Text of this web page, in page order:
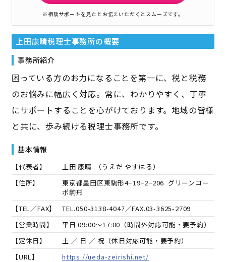
※相談サポートを見たとお伝えいただくとスムーズです。
上田康晴税理士事務所の概要
事務所紹介
困っている方のお力になることを第一に、税と税務
のお悩みに幅広く対応。常に、わかりやすく、丁寧
にサポートすることを心がけております。地域の皆様
と共に、歩み続ける税理士事務所です。
基本情報
【代表者】 上田 康晴 （うえだ やすはる）
【住所】
東京都墨田区東駒形4−19−2−206 グリーンコー
ポ駒形
【TEL／FAX】
TEL.050-3138-4047／FAX.03-3625-2709
【営業時間】
平日 09:00～17:00（時間外対応可能・要予約）
【定休日】
土 ／ 日 ／ 祝（休日対応可能・要予約）
【URL】
https://ueda-zeirishi.net/